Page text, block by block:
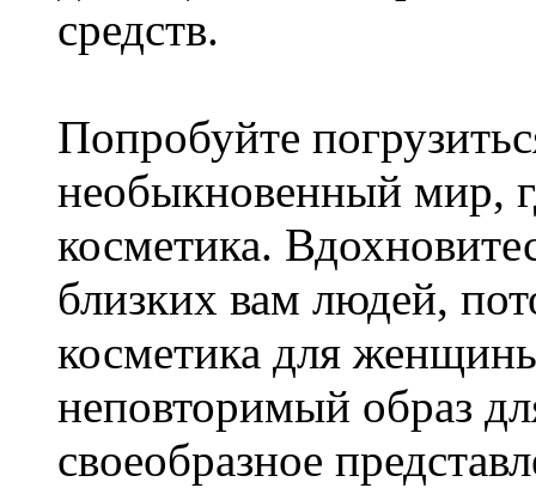
средств.
Попробуйте
необыкновенный мир,
косметика.
близких вам людей,
косметика для
неповторимый образ
своеобразное